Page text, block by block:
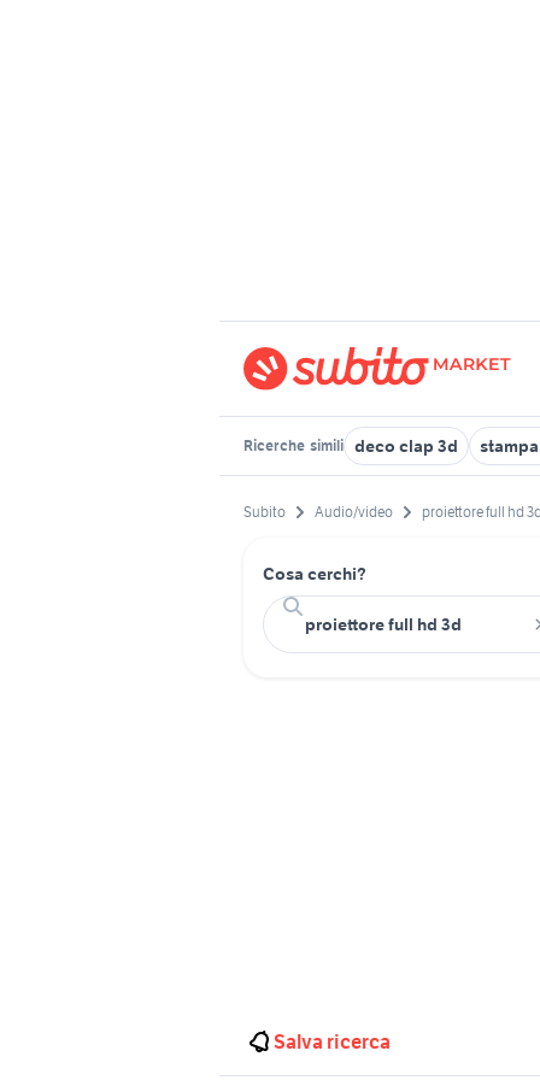
Ricerche simili deco clap 3d
Subito Audio/video proiettore full hd
Cosa cerchi?
Salva ricerca